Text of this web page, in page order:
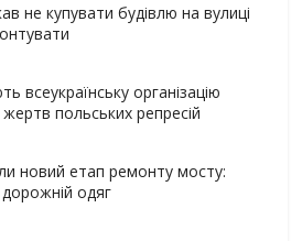
не купувати будівлю на вулиці
всеукраїнську організацію
польських репресій
новий етап ремонту мосту:
одяг